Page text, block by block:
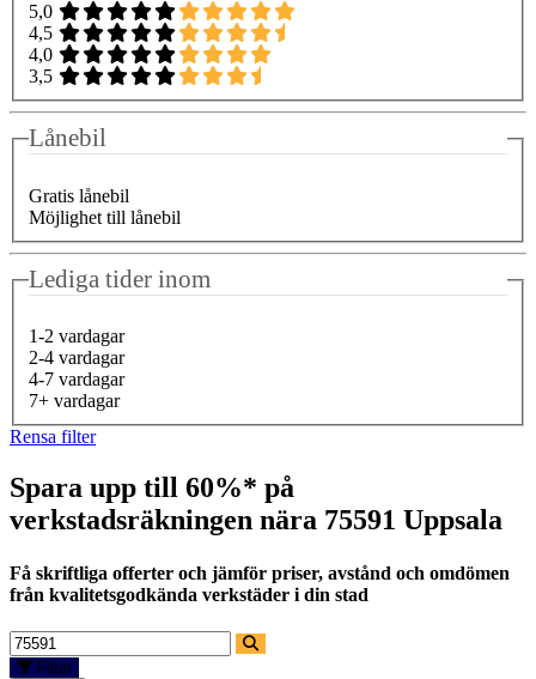
5,0
4,5
4,0
3,5
Lånebil
Gratis lånebil
Möjlighet till lånebil
Lediga tider inom
1-2 vardagar
2-4 vardagar
4-7 vardagar
7+ vardagar
Rensa filter
Spara upp till 60%* på
verkstadsräkningen nära 75591 Uppsala
Få skriftliga offerter och jämför priser, avstånd och omdömen
från kvalitetsgodkända verkstäder i din stad
Filter